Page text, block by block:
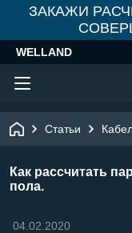
ЗАКАЖИ
WELLAND
Статьи
Как рассчитать
пола.
04.02.2020